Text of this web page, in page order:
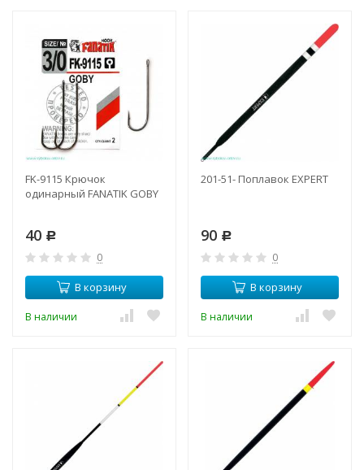
FK-9115 Крючок
одинарный FANATIK GOBY
40 Р
0
В корзину
В наличии
201-51- Поплавок EXPERT
90 Р
0
В корзину
В наличии